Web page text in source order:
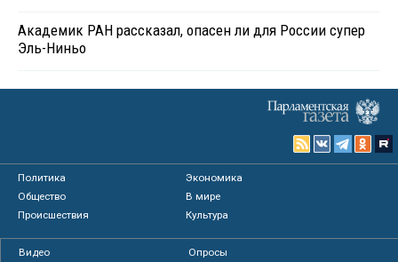
Академик РАН рассказал, опасен ли для России супер
Эль-Ниньо
Политика
Экономика
Общество
В мире
Происшествия
Культура
Видео
Опросы